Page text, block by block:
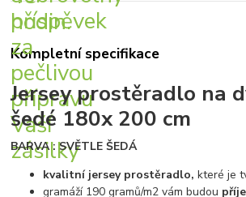
Kompletní specifikace
Jersey prostěradlo na
šedé 180x 200 cm
BARVA : SVĚTLE ŠEDÁ
kvalitní jersey prostěradlo,které je
gramáží 190 gramů/m2 vám budou